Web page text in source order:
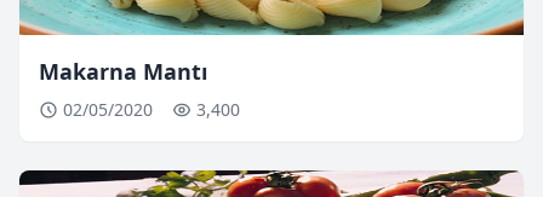
Makarna Mantı
02/05/2020 3,400